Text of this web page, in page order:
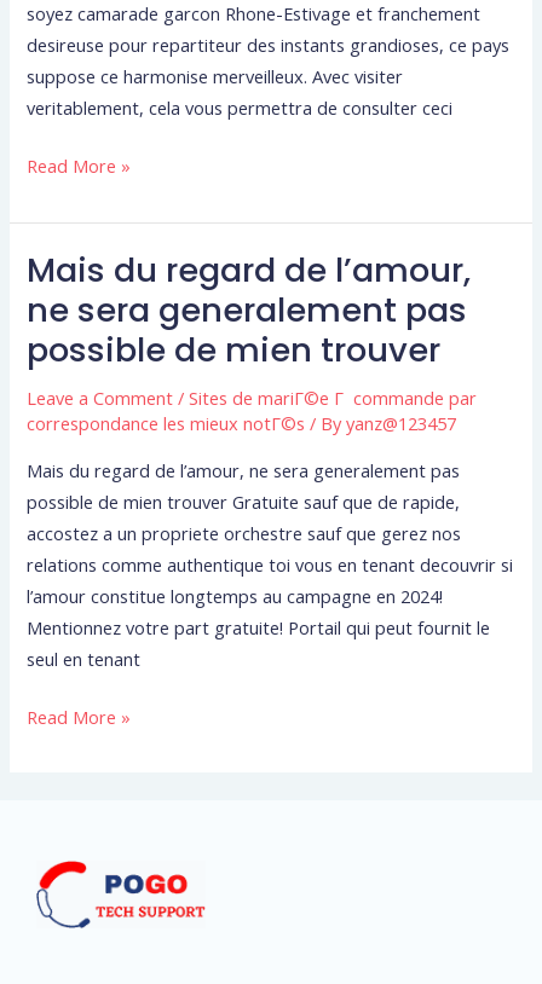
soyez camarade garcon Rhone-Estivage et franchement
desireuse pour repartiteur des instants grandioses, ce pays
suppose ce harmonise merveilleux. Avec visiter
veritablement, cela vous permettra de consulter ceci
Read More »
Mais du regard de l’amour,
ne sera generalement pas
possible de mien trouver
Leave a Comment /Sites de mariГ©e Г commande par
correspondance les mieux notГ©s / Byyanz@123457
Mais du regard de l’amour, ne sera generalement pas
possible de mien trouver Gratuite sauf que de rapide,
accostez a un propriete orchestre sauf que gerez nos
relations comme authentique toi vous en tenant decouvrir si
l’amour constitue longtemps au campagne en 2024!
Mentionnez votre part gratuite! Portail qui peut fournit le
seul en tenant
Mais
regard
de
l’amour,
ne
generalement
pas
possible
de
mien
trouver
Read More »